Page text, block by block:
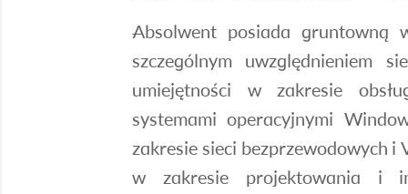
Absolwent posiada gruntowną
szczególnym uwzględnieniem
umiejętności w zakresie
systemami operacyjnymi
zakresie sieci bezprzewodowych i
w zakresie projektowania i